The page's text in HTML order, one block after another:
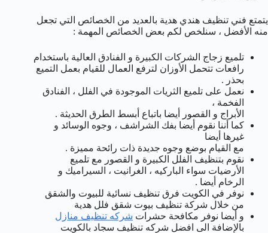
يتمتع فني تنظيف هندي هدية بالعديد من الخصائص التي تجعل
منه الأفضل ، سنلخص لكم بعض الخصائص المهمة :
تلميع زجاج الشركات الكبيرة و الفنادق العالية باستخدام
رافعات تتحمل الأوزان لترفع العمال للقيام بعمل التميع
بحذر .
نعمل على تلميع الثريات الموجودة في الفلل ، الفنادق
الفخمة ،
الأبراج و القصور أيضا باتباع أبسط الطرق الحديثة .
كما أننا نقوم أيضا بفك الشراشف ، وجوه الوسائد و
غيرها أيضا
مع القيام بوضع وجوه جديدة ذات رائحة مميزة .
نقوم بتنظيف الفلل الكبيرة و القصور مع تلميع
الأرضيات سواء الباركيه ، الغرانيت ، السيراميك و
الرخام أيضا .
نوفر في الكويت فرق تنظيف نسائية للبيوت والشقق
من خلال شركة تنظيف بيوت شقق فلل هدية
و أيضا نوفر مكافحة حشرات شركه تنظيف منازل
بالإضافة الى افضل شركه تنظيف سجاد بالكويت